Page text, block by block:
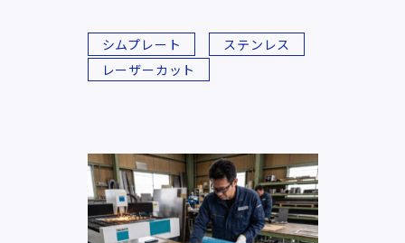
シムプレート
ステンレス
レーザーカット